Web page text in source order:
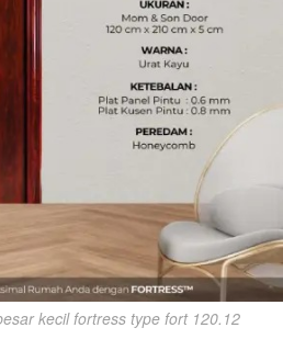
kecil fortress type fort 120.12